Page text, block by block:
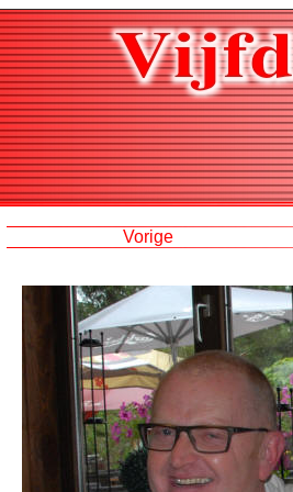
Vorige